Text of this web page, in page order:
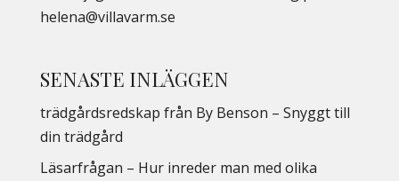
helena@villavarm.se
SENASTE INLÄGGEN
trädgårdsredskap från By Benson – Snyggt till
din trädgård
Läsarfrågan – Hur inreder man med olika